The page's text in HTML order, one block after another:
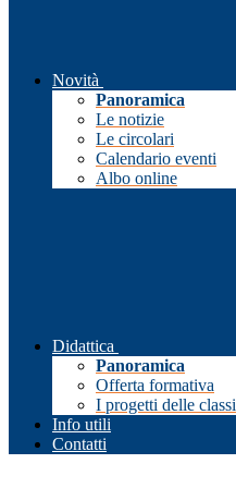
Novità
Panoramica
Le notizie
Le circolari
Calendario eventi
Albo online
Didattica
Panoramica
Offerta formativa
I progetti delle classi
Info utili
Contatti